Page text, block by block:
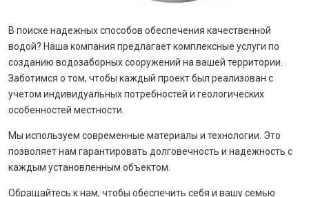
В поиске надежных способов обеспечения качественной
водой? Наша компания предлагает комплексные услуги по
созданию водозаборных сооружений на вашей территории.
Заботимся о том, чтобы каждый проект был реализован с
учетом индивидуальных потребностей и геологических
особенностей местности.
Мы используем современные материалы и технологии. Это
позволяет нам гарантировать долговечность и надежность с
каждым установленным объектом.
Обращайтесь к нам, чтобы обеспечить себя и вашу семью